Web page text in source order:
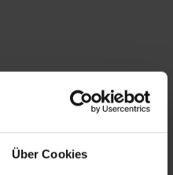
Über Cookies